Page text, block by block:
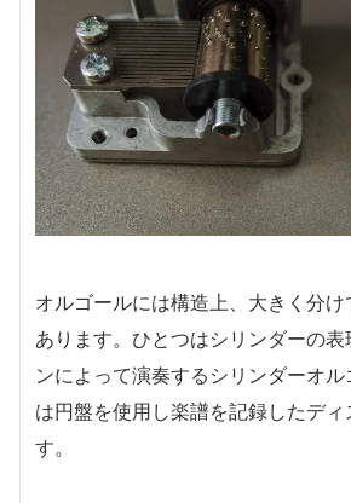
オルゴールには構造上、大きく分
あります。ひとつはシリンダーの
ンによって演奏するシリンダーオ
は円盤を使用し楽譜を記録したデ
す。